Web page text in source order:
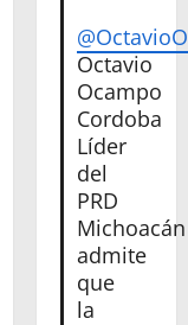
Octavio
Ocampo
Cordoba
Líder
del
PRD
Michoacán
admite
que
la